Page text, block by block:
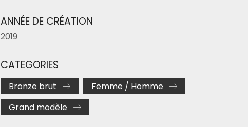
ANNÉE DE CRÉATION
2019
CATEGORIES
Bronze brut
Femme / Homme
Grand modèle